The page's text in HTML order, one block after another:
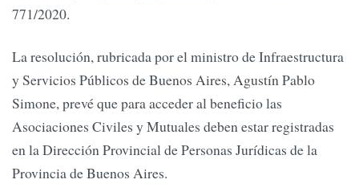
771/2020.
La resolución, rubricada por el ministro de Infraestructura
y Servicios Públicos de Buenos Aires, Agustín Pablo
Simone, prevé que para acceder al beneficio las
Asociaciones Civiles y Mutuales deben estar registradas
en la Dirección Provincial de Personas Jurídicas de la
Provincia de Buenos Aires.